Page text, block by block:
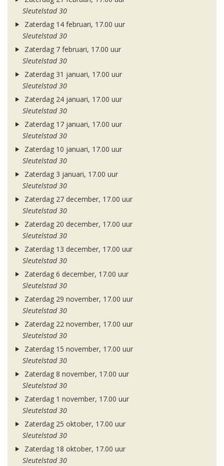
Sleutelstad 30
Zaterdag 14 februari, 17.00 uur
Sleutelstad 30
Zaterdag 7 februari, 17.00 uur
Sleutelstad 30
Zaterdag 31 januari, 17.00 uur
Sleutelstad 30
Zaterdag 24 januari, 17.00 uur
Sleutelstad 30
Zaterdag 17 januari, 17.00 uur
Sleutelstad 30
Zaterdag 10 januari, 17.00 uur
Sleutelstad 30
Zaterdag 3 januari, 17.00 uur
Sleutelstad 30
Zaterdag 27 december, 17.00 uur
Sleutelstad 30
Zaterdag 20 december, 17.00 uur
Sleutelstad 30
Zaterdag 13 december, 17.00 uur
Sleutelstad 30
Zaterdag 6 december, 17.00 uur
Sleutelstad 30
Zaterdag 29 november, 17.00 uur
Sleutelstad 30
Zaterdag 22 november, 17.00 uur
Sleutelstad 30
Zaterdag 15 november, 17.00 uur
Sleutelstad 30
Zaterdag 8 november, 17.00 uur
Sleutelstad 30
Zaterdag 1 november, 17.00 uur
Sleutelstad 30
Zaterdag 25 oktober, 17.00 uur
Sleutelstad 30
Zaterdag 18 oktober, 17.00 uur
Sleutelstad 30